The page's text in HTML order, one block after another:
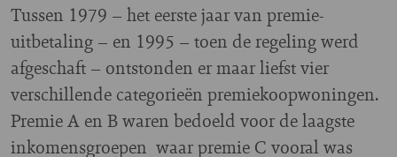
Tussen 1979 – het eerste jaar van premie-
uitbetaling – en 1995 – toen de regeling werd
afgeschaft – ontstonden er maar liefst vier
verschillende categorieën premiekoopwoningen.
Premie A en B waren bedoeld voor de laagste
inkomensgroepen waar premie C vooral was